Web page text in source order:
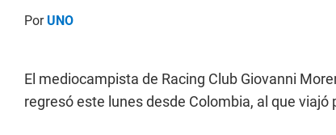
PorUNO
El mediocampista de Racing Club Giovanni
regresó este lunes desde Colombia, al que viajó